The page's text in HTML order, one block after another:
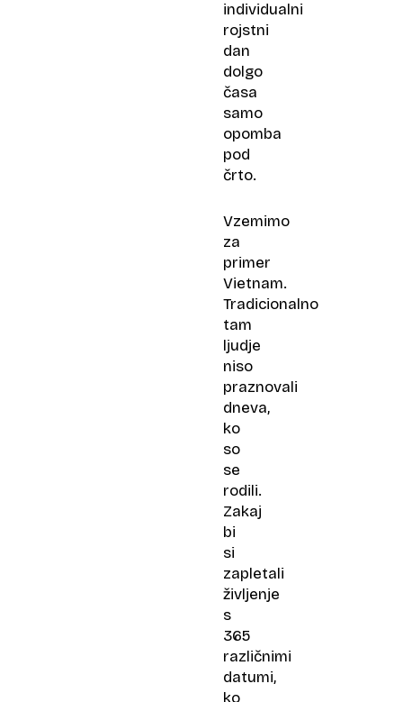
individualni
rojstni
dan
dolgo
časa
samo
opomba
pod
črto.
Vzemimo
za
primer
Vietnam.
Tradicionalno
tam
ljudje
niso
praznovali
dneva,
ko
so
se
rodili.
Zakaj
bi
si
zapletali
življenje
s
365
različnimi
datumi,
ko